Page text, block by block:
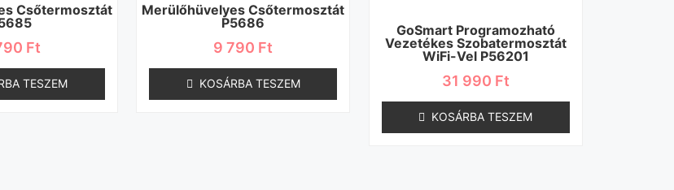
Csőtermosztát
Ft
TESZEM
Merülőhüvelyes Csőtermosztát
P5686
9 790 Ft
KOSÁRBA TESZEM
GoSmart Programozható
Vezetékes Szobatermosztát
WiFi-Vel P56201
31 990 Ft
KOSÁRBA TESZEM